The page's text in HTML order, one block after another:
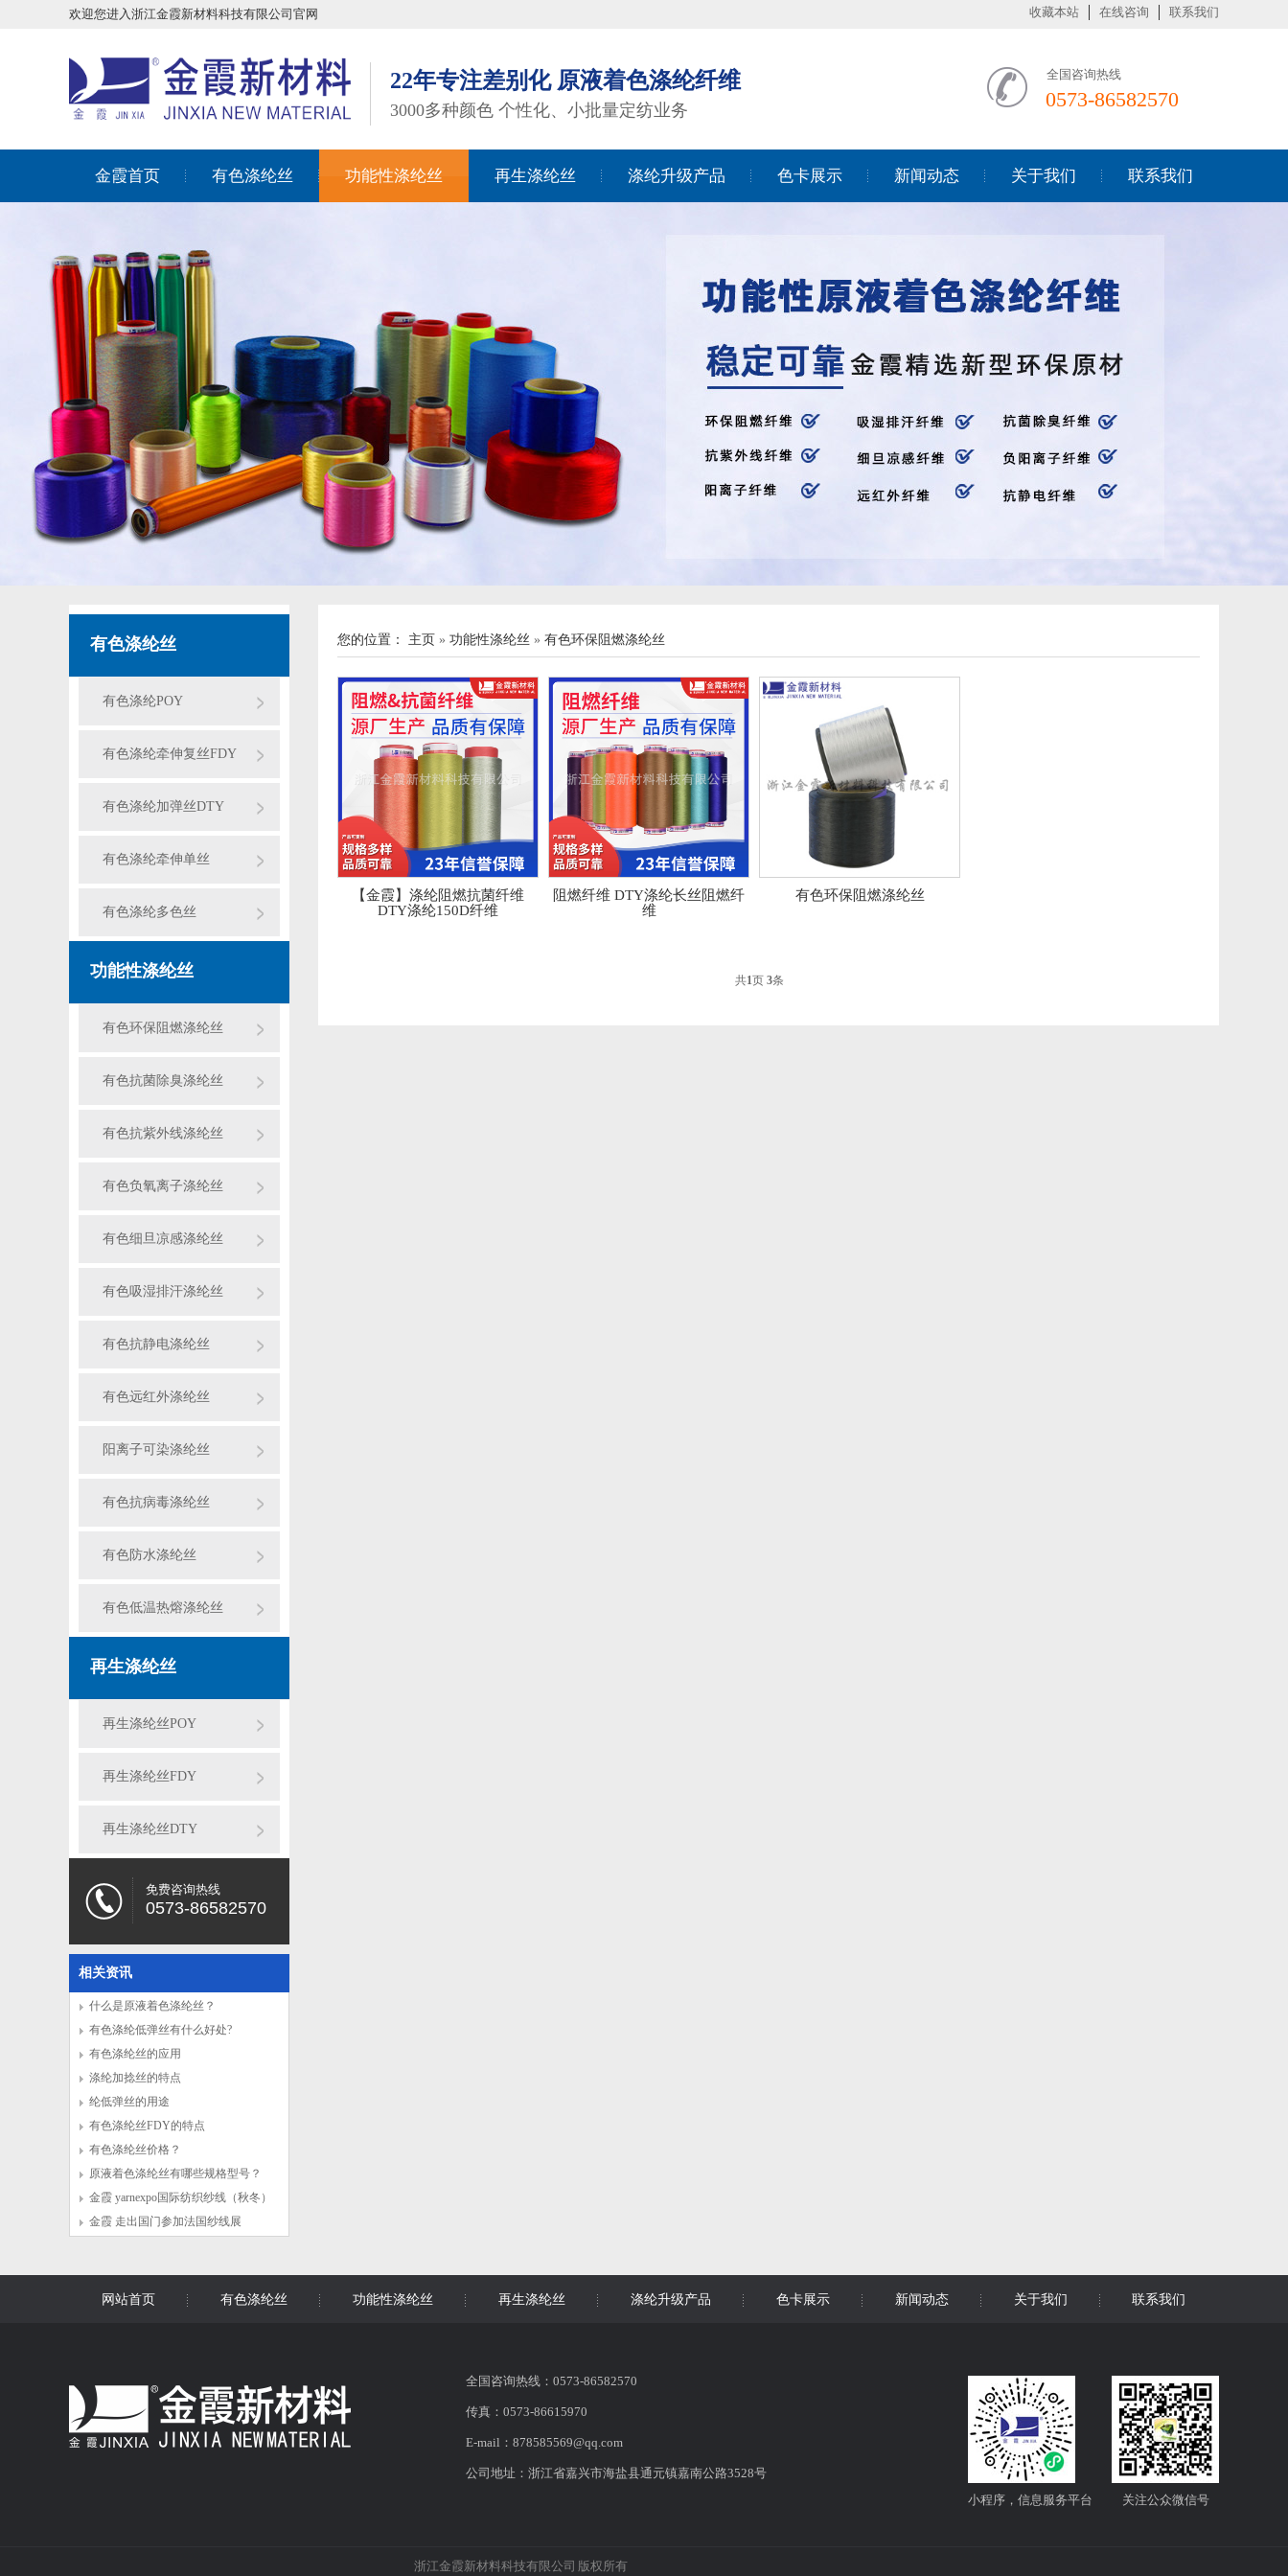
欢迎您进入浙江金霞新材料科技有限公司官网 收藏本站 在线咨询 联系我们
22年专注差别化 原液着色涤纶纤维
3000多种颜色 个性化、小批量定纺业务
全国咨询热线
0573-86582570
金霞首页 有色涤纶丝 功能性涤纶丝 再生涤纶丝 涤纶升级产品 色卡展示 新闻动态 关于我们 联系我们
有色涤纶丝
有色涤纶POY
有色涤纶牵伸复丝FDY
有色涤纶加弹丝DTY
有色涤纶牵伸单丝
有色涤纶多色丝
功能性涤纶丝
有色环保阻燃涤纶丝
有色抗菌除臭涤纶丝
有色抗紫外线涤纶丝
有色负氧离子涤纶丝
有色细旦凉感涤纶丝
有色吸湿排汗涤纶丝
有色抗静电涤纶丝
有色远红外涤纶丝
阳离子可染涤纶丝
有色抗病毒涤纶丝
有色防水涤纶丝
有色低温热熔涤纶丝
再生涤纶丝
再生涤纶丝POY
再生涤纶丝FDY
再生涤纶丝DTY
免费咨询热线
0573-86582570
相关资讯
什么是原液着色涤纶丝？
有色涤纶低弹丝有什么好处?
有色涤纶丝的应用
涤纶加捻丝的特点
纶低弹丝的用途
有色涤纶丝FDY的特点
有色涤纶丝价格？
原液着色涤纶丝有哪些规格型号？
金霞 yarnexpo国际纺织纱线（秋冬）
展览会
金霞 走出国门参加法国纱线展
您的位置： 主页 » 功能性涤纶丝 » 有色环保阻燃涤纶丝
【金霞】涤纶阻燃抗菌纤维
DTY涤纶150D纤维
阻燃纤维 DTY涤纶长丝阻燃纤
维
有色环保阻燃涤纶丝
共1页 3条
网站首页 有色涤纶丝 功能性涤纶丝 再生涤纶丝 涤纶升级产品 色卡展示 新闻动态 关于我们 联系我们
全国咨询热线：0573-86582570
传真：0573-86615970
E-mail：878585569@qq.com
公司地址：浙江省嘉兴市海盐县通元镇嘉南公路3528号
关注公众微信号
小程序，信息服务平台
浙江金霞新材料科技有限公司 版权所有